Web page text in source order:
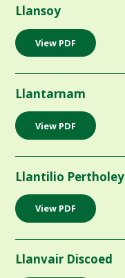
Llansoy
View PDF
Llantarnam
View PDF
Llantilio Pertholey
View PDF
Llanvair Discoed